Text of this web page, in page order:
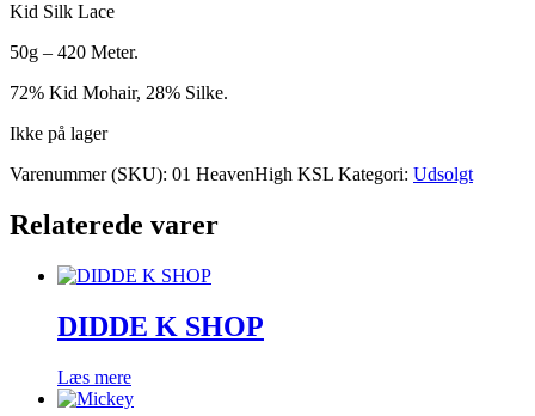
Kid Silk Lace
50g – 420 Meter.
72% Kid Mohair, 28% Silke.
Ikke på lager
Varenummer (SKU): 01 HeavenHigh KSL Kategori: Udsolgt
Relaterede varer
DIDDE K SHOP
Læs mere